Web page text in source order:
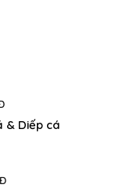
& Diếp cá